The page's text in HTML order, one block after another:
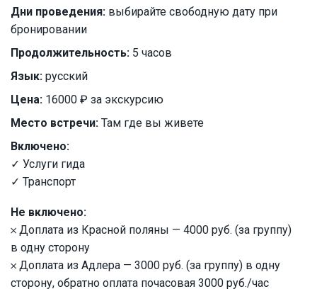
Дни проведения: выбирайте свободную дату при
бронировании
Продолжительность: 5 часов
Язык: русский
Цена: 16000 ₽ за экскурсию
Место встречи: Там где вы живете
Включено:
✓ Услуги гида
✓ Транспорт
Не включено:
𐄂 Доплата из Красной поляны — 4000 руб. (за группу)
в одну сторону
𐄂 Доплата из Адлера — 3000 руб. (за группу) в одну
сторону, обратно оплата почасовая 3000 руб./час